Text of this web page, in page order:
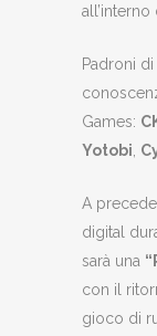
Padroni
Games:
Yotobi
A
digital
sarà una
con il
gioco di